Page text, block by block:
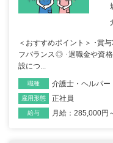
＜おすすめポイント＞ ･賞
フバランス◎ ･退職金や資
設につ...
職種 介護士・ヘルパー
雇用形態 正社員
給与 月給：285,000円